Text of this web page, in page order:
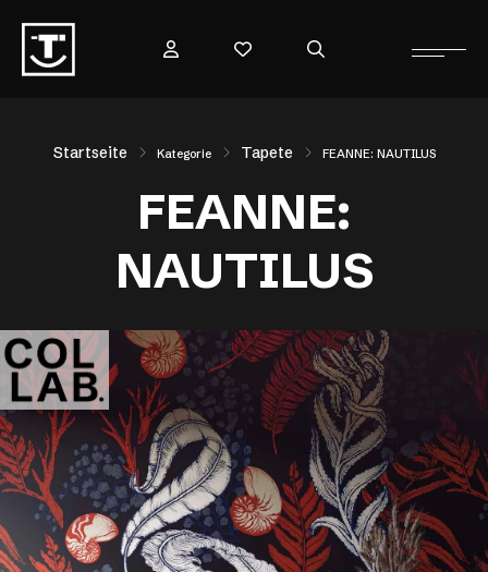
Startseite Kategorie Tapete FEANNE: NAUTILUS
FEANNE:
NAUTILUS